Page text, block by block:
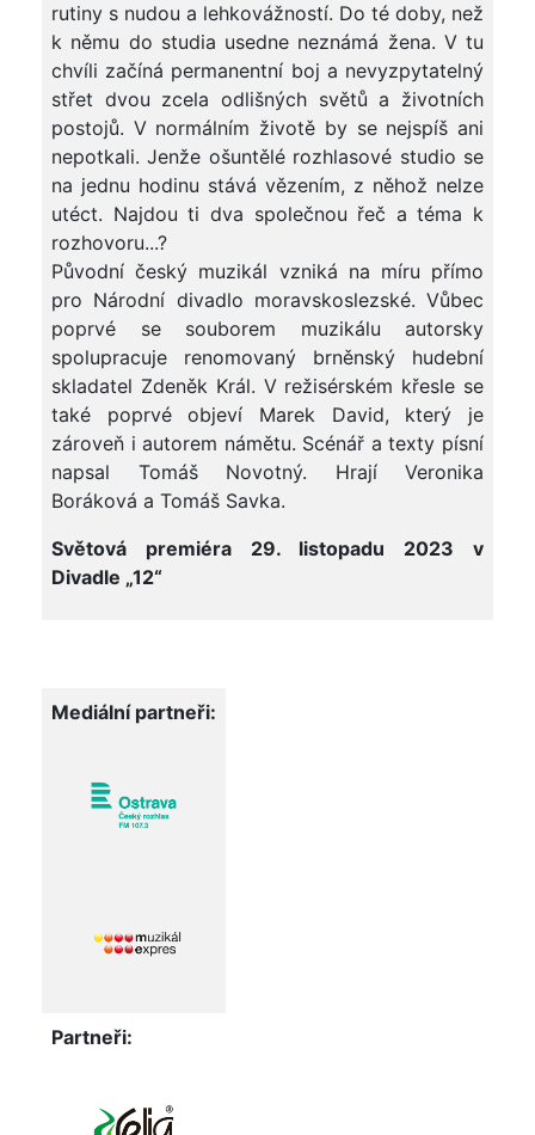
rutiny s nudou a lehkovážností. Do té doby, než
k němu do studia usedne neznámá žena. V tu
chvíli začíná permanentní boj a nevyzpytatelný
střet dvou zcela odlišných světů a životních
postojů. V normálním životě by se nejspíš ani
nepotkali. Jenže ošuntělé rozhlasové studio se
na jednu hodinu stává vězením, z něhož nelze
utéct. Najdou ti dva společnou řeč a téma k
rozhovoru...?
Původní český muzikál vzniká na míru přímo
pro Národní divadlo moravskoslezské. Vůbec
poprvé se souborem muzikálu autorsky
spolupracuje renomovaný brněnský hudební
skladatel Zdeněk Král. V režisérském křesle se
také poprvé objeví Marek David, který je
zároveň i autorem námětu. Scénář a texty písní
napsal Tomáš Novotný. Hrají Veronika
Boráková a Tomáš Savka.
Světová premiéra 29. listopadu 2023 v
Divadle „12“
Mediální partneři:
Partneři: